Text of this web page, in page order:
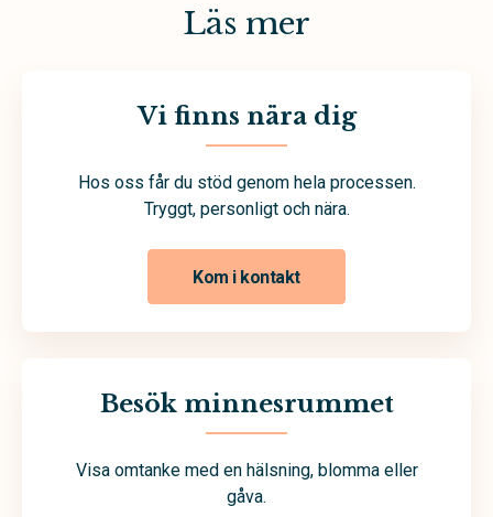
Läs mer
Vi finns nära dig
Hos oss får du stöd genom hela processen.
Tryggt, personligt och nära.
Kom i kontakt
Besök minnesrummet
Visa omtanke med en hälsning, blomma eller
gåva.